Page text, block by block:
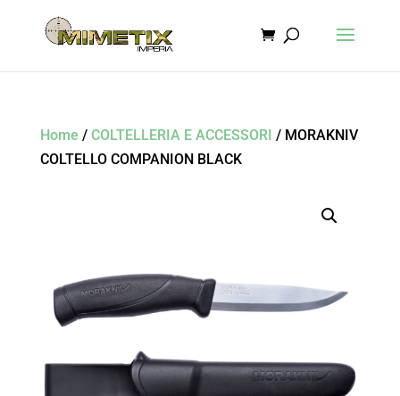
Home / COLTELLERIA E ACCESSORI / MORAKNIV
COLTELLO COMPANION BLACK